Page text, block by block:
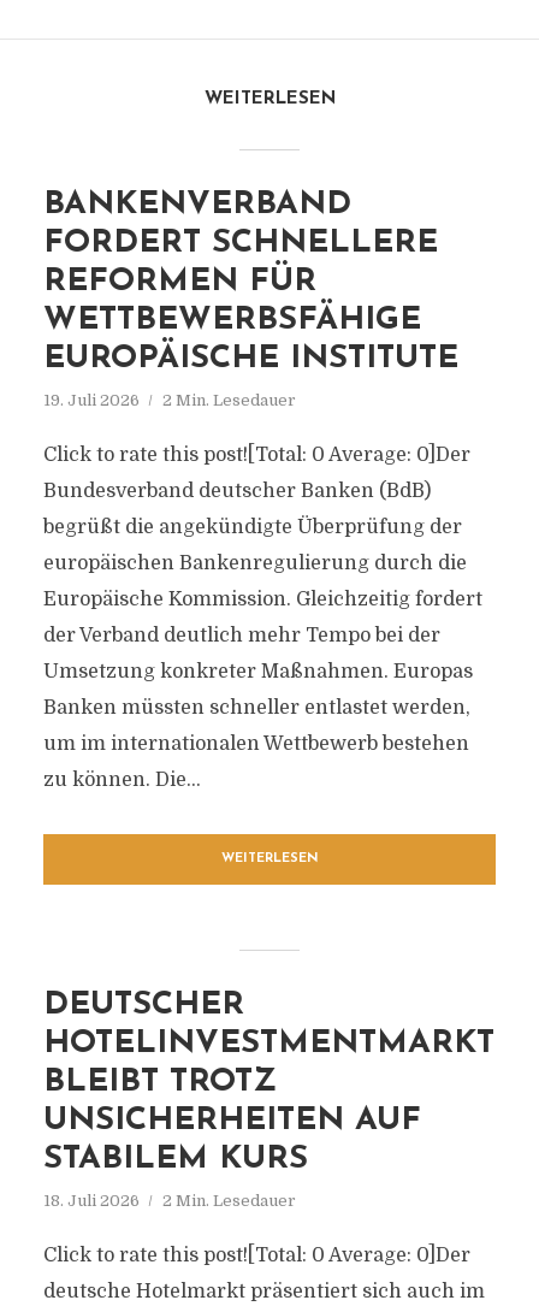
WEITERLESEN
BANKENVERBAND
FORDERT SCHNELLERE
REFORMEN FÜR
WETTBEWERBSFÄHIGE
EUROPÄISCHE INSTITUTE
19. Juli 2026 2 Min. Lesedauer
Click to rate this post![Total: 0 Average: 0]Der
Bundesverband deutscher Banken (BdB)
begrüßt die angekündigte Überprüfung der
europäischen Bankenregulierung durch die
Europäische Kommission. Gleichzeitig fordert
der Verband deutlich mehr Tempo bei der
Umsetzung konkreter Maßnahmen. Europas
Banken müssten schneller entlastet werden,
um im internationalen Wettbewerb bestehen
zu können. Die...
WEITERLESEN
DEUTSCHER
HOTELINVESTMENTMARKT
BLEIBT TROTZ
UNSICHERHEITEN AUF
STABILEM KURS
18. Juli 2026 2 Min. Lesedauer
Click to rate this post![Total: 0 Average: 0]Der
deutsche Hotelmarkt präsentiert sich auch im